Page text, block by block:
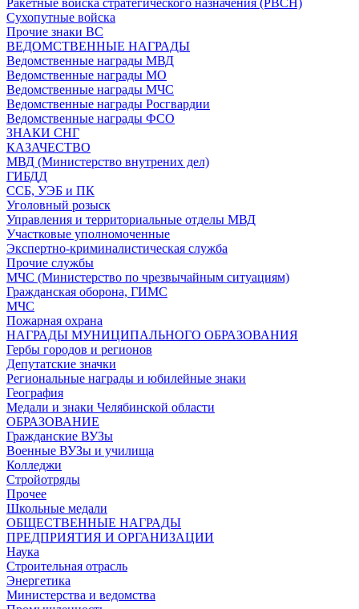
Ракетные войска стратегического назначения (РВСН)
Сухопутные войска
Прочие знаки ВС
ВЕДОМСТВЕННЫЕ НАГРАДЫ
Ведомственные награды МВД
Ведомственные награды МО
Ведомственные награды МЧС
Ведомственные награды Росгвардии
Ведомственные награды ФСО
ЗНАКИ СНГ
КАЗАЧЕСТВО
МВД (Министерство внутрених дел)
ГИБДД
ССБ, УЭБ и ПК
Уголовный розыск
Управления и территориальные отделы МВД
Участковые уполномоченные
Экспертно-криминалистическая служба
Прочие службы
МЧС (Министерство по чрезвычайным ситуациям)
Гражданская оборона, ГИМС
МЧС
Пожарная охрана
НАГРАДЫ МУНИЦИПАЛЬНОГО ОБРАЗОВАНИЯ
Гербы городов и регионов
Депутатские значки
Региональные награды и юбилейные знаки
География
Медали и знаки Челябинской области
ОБРАЗОВАНИЕ
Гражданские ВУЗы
Военные ВУЗы и училища
Колледжи
Стройотряды
Прочее
Школьные медали
ОБЩЕСТВЕННЫЕ НАГРАДЫ
ПРЕДПРИЯТИЯ И ОРГАНИЗАЦИИ
Наука
Строительная отрасль
Энергетика
Министерства и ведомства